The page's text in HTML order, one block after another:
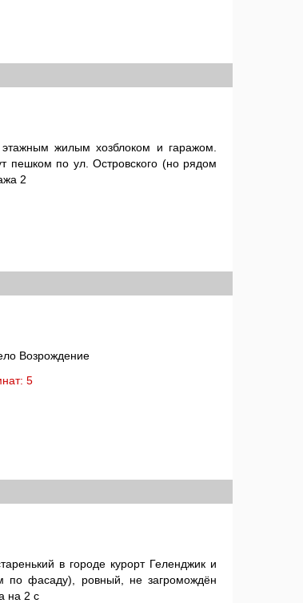
жилым хозблоком и гаражом.
пешком по ул. Островского (но рядом
2
Возрождение
5
в городе курорт Геленджик и
по фасаду), ровный, не загромождён
на 2 с